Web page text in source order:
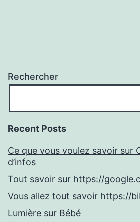
Rechercher
Recent Posts
Ce que vous voulez savoir sur
d’infos
Tout savoir sur https://
Vous allez tout savoir https://
Lumière sur Bébé